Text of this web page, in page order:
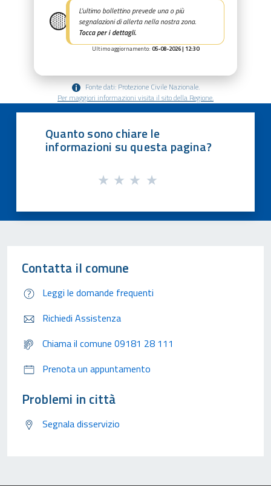
🟡
L’ultimo bollettino prevede una o più
segnalazioni di allerta nella nostra zona.
Tocca per i dettagli.
Ultimo aggiornamento: 05-08-2026 | 12:30
Fonte dati: Protezione Civile Nazionale.
Per maggiori informazioni visita il sito della Regione.
Quanto sono chiare le
informazioni su questa pagina?
Contatta il comune
Leggi le domande frequenti
Richiedi Assistenza
Chiama il comune 09181 28 111
Prenota un appuntamento
Problemi in città
Segnala disservizio